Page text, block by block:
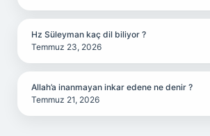
Hz Süleyman kaç dil biliyor ?
Temmuz 23, 2026
Allah’a inanmayan inkar edene ne denir ?
Temmuz 21, 2026